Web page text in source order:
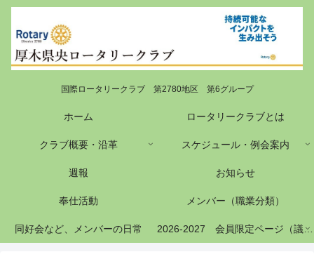
国際ロータリークラブ 第2780地区 第6グループ
ホーム ロータリークラブとは
クラブ概要・沿革 スケジュール・例会案内
週報 お知らせ
奉仕活動 メンバー（職業分類）
同好会など、メンバーの日常 2026-2027 会員限定ページ（議事録等）